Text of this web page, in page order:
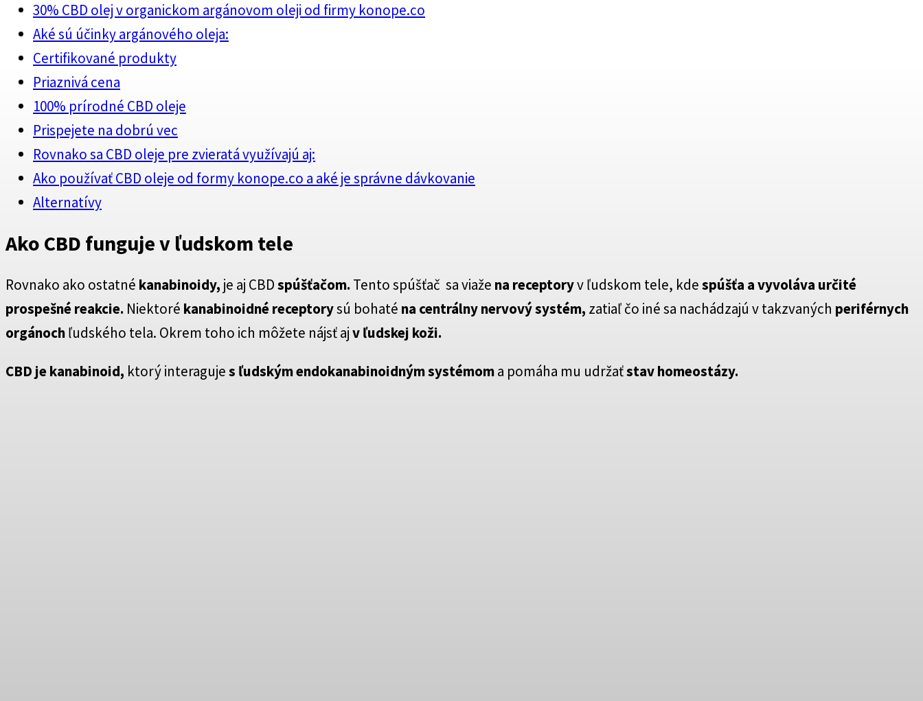
30% CBD olej v organickom argánovom oleji od firmy konope.co
Aké sú účinky argánového oleja:
Certifikované produkty
Priaznivá cena
100% prírodné CBD oleje
Prispejete na dobrú vec
Rovnako sa CBD oleje pre zvieratá využívajú aj:
Ako používať CBD oleje od formy konope.co a aké je správne dávkovanie
Alternatívy
Ako CBD funguje v ľudskom tele
Rovnako ako ostatné kanabinoidy, je aj CBDspúšťačom. Tento spúšťač sa viaže na receptoryv ľudskom tele, kdespúšťa a vyvoláva určité
prospešné reakcie. Niektoré kanabinoidné receptorysú bohaté na centrálny nervový systém, zatiaľ čo iné sa nachádzajú v takzvaných periférnych
orgánochľudského tela. Okrem toho ich môžete nájsť ajv ľudskej koži.
CBD je kanabinoid, ktorý interagujes ľudským endokanabinoidným systémoma pomáha mu udržaťstav homeostázy.